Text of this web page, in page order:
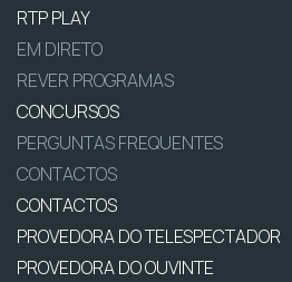
RTP PLAY
EM DIRETO
REVER PROGRAMAS
CONCURSOS
PERGUNTAS FREQUENTES
CONTACTOS
CONTACTOS
PROVEDORA DO TELESPECTADOR
PROVEDORA DO OUVINTE